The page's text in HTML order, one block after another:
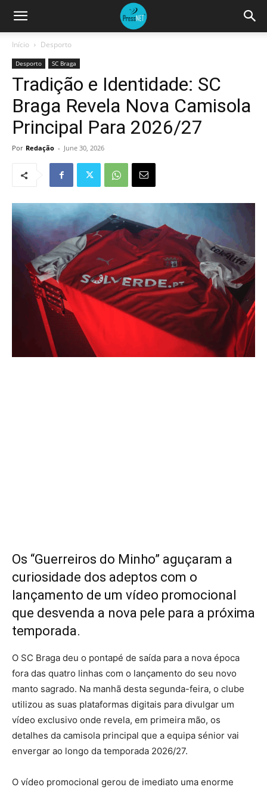
Início Desporto
Desporto SC Braga
Tradição e Identidade: SC
Braga Revela Nova Camisola
Principal Para 2026/27
Por Redação - June 30, 2026
Os “Guerreiros do Minho” aguçaram a
curiosidade dos adeptos com o
lançamento de um vídeo promocional
que desvenda a nova pele para a próxima
temporada.
O SC Braga deu o pontapé de saída para a nova época
fora das quatro linhas com o lançamento do seu novo
manto sagrado. Na manhã desta segunda-feira, o clube
utilizou as suas plataformas digitais para divulgar um
vídeo exclusivo onde revela, em primeira mão, os
detalhes da camisola principal que a equipa sénior vai
envergar ao longo da temporada 2026/27.
O vídeo promocional gerou de imediato uma enorme